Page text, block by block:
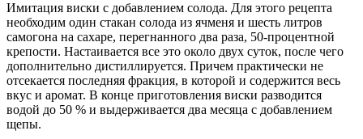
Имитация виски с добавлением солода. Для этого рецепта
необходим один стакан солода из ячменя и шесть литров
самогона на сахаре, перегнанного два раза, 50-процентной
крепости. Настаивается все это около двух суток, после чего
дополнительно дистиллируется. Причем практически не
отсекается последняя фракция, в которой и содержится весь
вкус и аромат. В конце приготовления виски разводится
водой до 50 % и выдерживается два месяца с добавлением
щепы.